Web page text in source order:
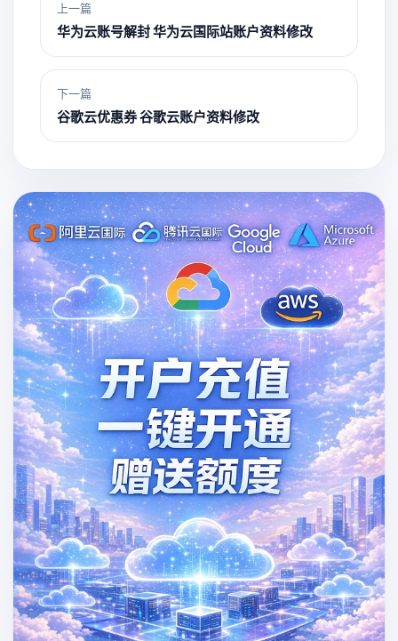
上一篇
华为云账号解封 华为云国际站账户资料修改
下一篇
谷歌云优惠券 谷歌云账户资料修改